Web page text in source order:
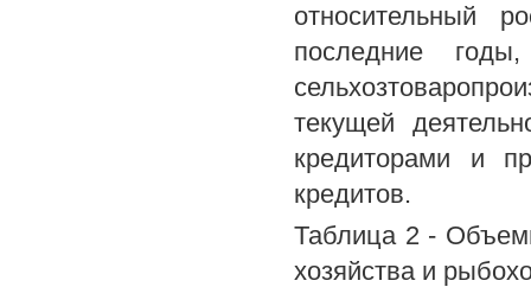
относительный
последние
текущей
кредиторами и
кредитов.
Таблица 2 -
хозяйства и